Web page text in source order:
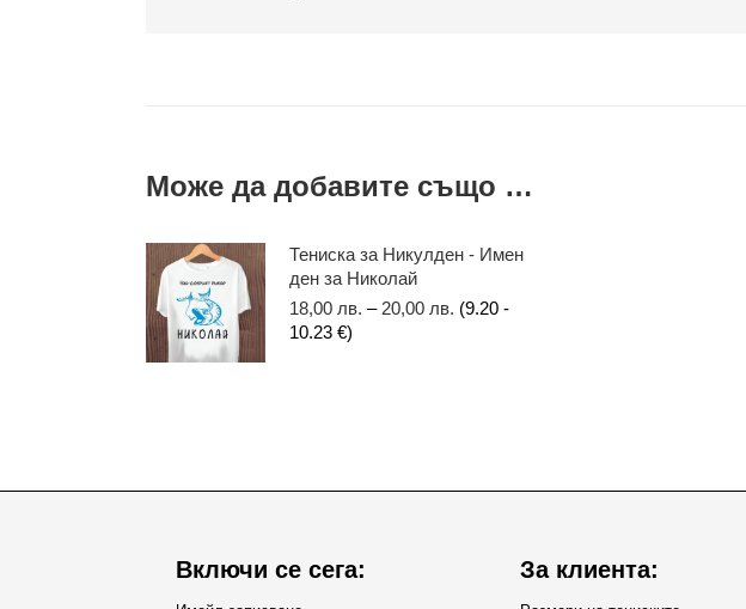
Може да добавите също …
Тениска за Никулден - Имен
ден за Николай
18,00 лв. – 20,00 лв. (9.20 -
10.23 €)
Включи се сега: За клиента: